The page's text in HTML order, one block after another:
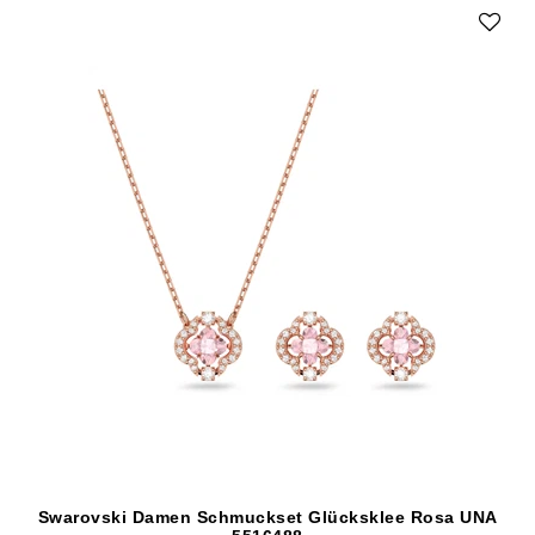
Swarovski Damen Schmuckset Glücksklee Rosa UNA